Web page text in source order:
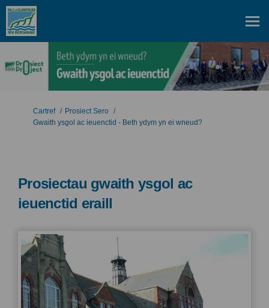
Rydych yma:
Cartref
Prosiect Sero
Gwaith ysgol ac ieuenctid - Beth ydym yn ei wneud?
Prosiectau gwaith ysgol ac
ieuenctid eraill